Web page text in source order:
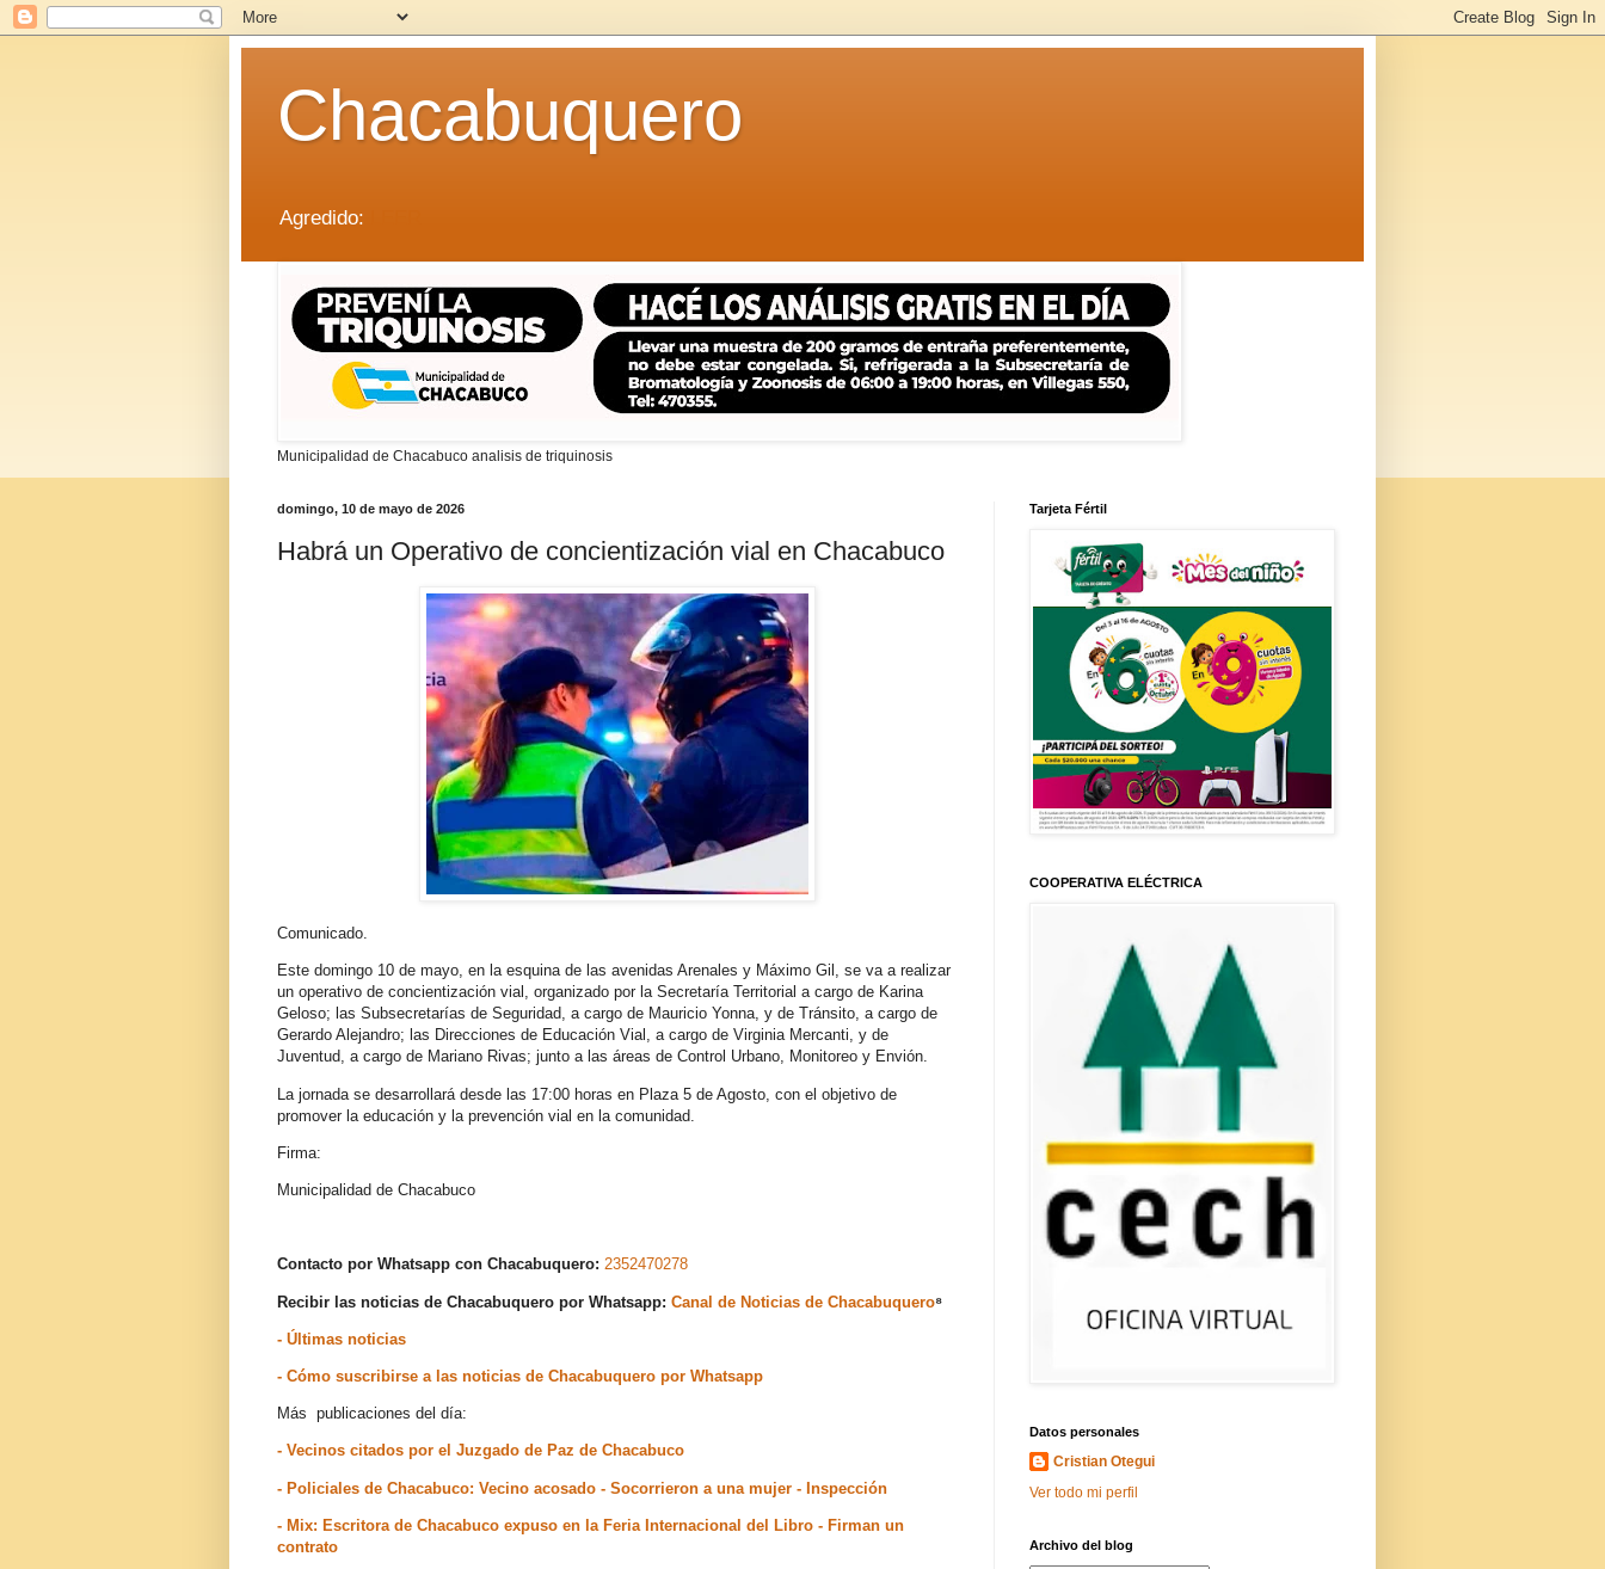
Chacabuquero
Agredido:
Municipalidad de Chacabuco analisis de triquinosis
domingo, 10 de mayo de 2026
Habrá un Operativo de concientización vial en Chacabuco
Comunicado.
Este domingo 10 de mayo, en la esquina de las avenidas Arenales y Máximo Gil, se va a realizar
un operativo de concientización vial, organizado por la Secretaría Territorial a cargo de Karina
Geloso; las Subsecretarías de Seguridad, a cargo de Mauricio Yonna, y de Tránsito, a cargo de
Gerardo Alejandro; las Direcciones de Educación Vial, a cargo de Virginia Mercanti, y de
Juventud, a cargo de Mariano Rivas; junto a las áreas de Control Urbano, Monitoreo y Envión.
La jornada se desarrollará desde las 17:00 horas en Plaza 5 de Agosto, con el objetivo de
promover la educación y la prevención vial en la comunidad.
Firma:
Municipalidad de Chacabuco
Contacto por Whatsapp con Chacabuquero: 2352470278
Recibir las noticias de Chacabuquero por Whatsapp: Canal de Noticias de Chacabuquero⁸
- Últimas noticias
- Cómo suscribirse a las noticias de Chacabuquero por Whatsapp
Más publicaciones del día:
- Vecinos citados por el Juzgado de Paz de Chacabuco
- Policiales de Chacabuco: Vecino acosado - Socorrieron a una mujer - Inspección
- Mix: Escritora de Chacabuco expuso en la Feria Internacional del Libro - Firman un
contrato
Tarjeta Fértil
COOPERATIVA ELÉCTRICA
Datos personales
Cristian Otegui
Ver todo mi perfil
Archivo del blog